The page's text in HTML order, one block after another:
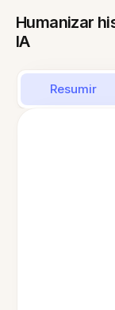
Humanizar
IA
Resumir